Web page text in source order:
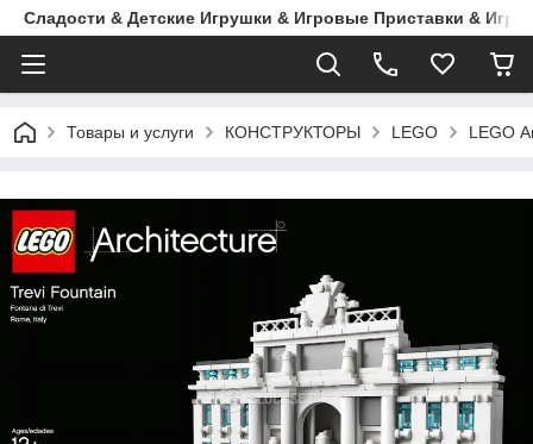
Сладости & Детские Игрушки & Игровые Приставки & Игры
Товары и услуги КОНСТРУКТОРЫ LEGO LEGO